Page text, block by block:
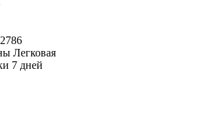
Легковая
7 дней